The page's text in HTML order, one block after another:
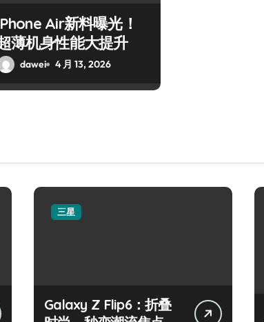
Air新料曝光！
薄机身性能大提升
dawei 4 月 13, 2026
三星
Galaxy Z Flip6：折叠